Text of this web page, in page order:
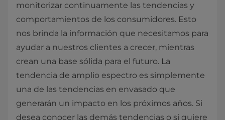
monitorizar continuamente las tendencias y
comportamientos de los consumidores. Esto
nos brinda la información que necesitamos para
ayudar a nuestros clientes a crecer, mientras
crean una base sólida para el futuro. La
tendencia de amplio espectro es simplemente
una de las tendencias en envasado que
generarán un impacto en los próximos años. Si
desea conocer las demás tendencias o si quiere